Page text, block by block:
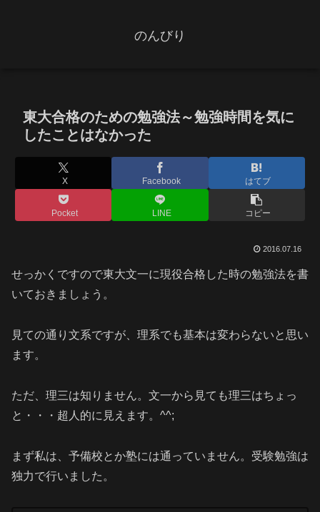
のんびり
東大合格のための勉強法～勉強時間を気に
したことはなかった
X Facebook はてブ
Pocket LINE コピー
2016.07.16
せっかくですので東大文一に現役合格した時の勉強法を書
いておきましょう。
見ての通り文系ですが、理系でも基本は変わらないと思い
ます。
ただ、理三は知りません。文一から見ても理三はちょっ
と・・・超人的に見えます。^^;
まず私は、予備校とか塾には通っていません。受験勉強は
独力で行いました。